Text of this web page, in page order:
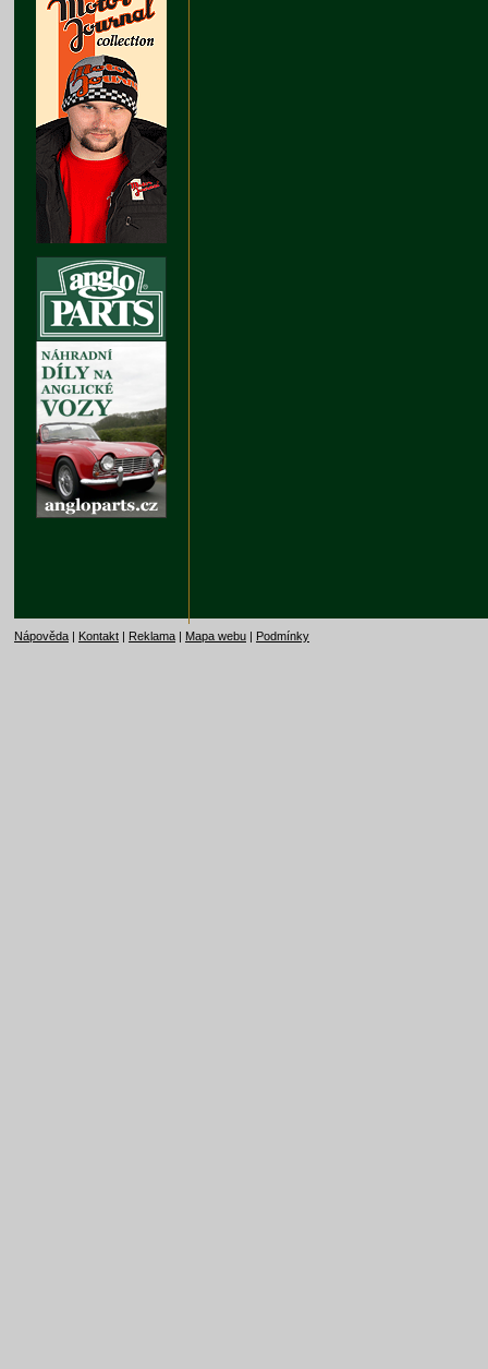
Nápověda | Kontakt | Reklama | Mapa webu | Podmínky